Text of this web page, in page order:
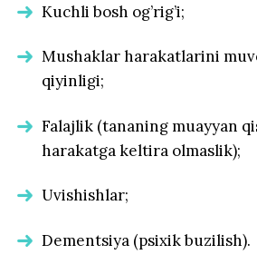
Kuchli bosh og’rig’i;
Mushaklar harakatlarini
qiyinligi;
Falajlik (tananing muayyan
harakatga keltira olmaslik);
Uvishishlar;
Dementsiya (psixik buzilish).